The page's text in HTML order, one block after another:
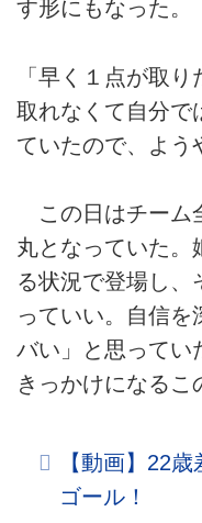
す形にもなった。
「早く１点が取
取れなくて自分で
ていたので、よう
この日はチーム
丸となっていた。
る状況で登場し、
っていい。自信を
バい」と思ってい
きっかけになるこ
【動画】22
ゴール！